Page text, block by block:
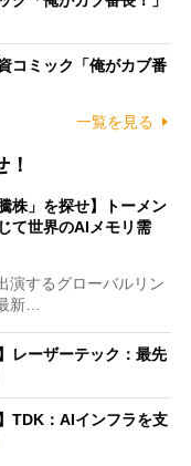
コミック「俺がカブ番
一覧を見る
株」を探せ】トーメン
て世界のAIメモリ需
演するグローバルリン
新…
レーザーテック：最先
TDK：AIインフラを支